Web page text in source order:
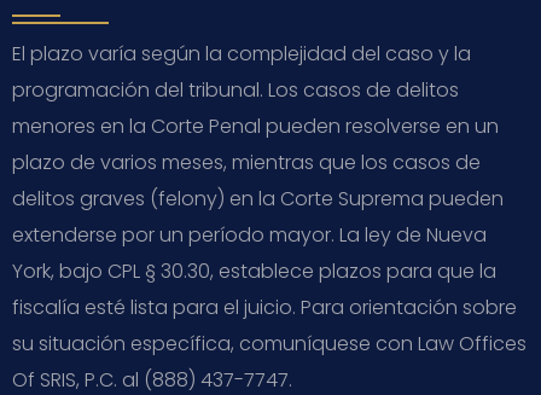
El plazo varía según la complejidad del caso y la
programación del tribunal. Los casos de delitos
menores en la Corte Penal pueden resolverse en un
plazo de varios meses, mientras que los casos de
delitos graves (felony) en la Corte Suprema pueden
extenderse por un período mayor. La ley de Nueva
York, bajo CPL § 30.30, establece plazos para que la
fiscalía esté lista para el juicio. Para orientación sobre
su situación específica, comuníquese con Law Offices
Of SRIS, P.C. al (888) 437-7747.